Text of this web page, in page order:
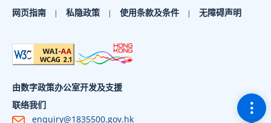
切
网页指南 私隐政策 使用条款及条件 无障碍声明
由数字政策办公室开发及支援
联络我们
enquiry@1835500.gov.hk